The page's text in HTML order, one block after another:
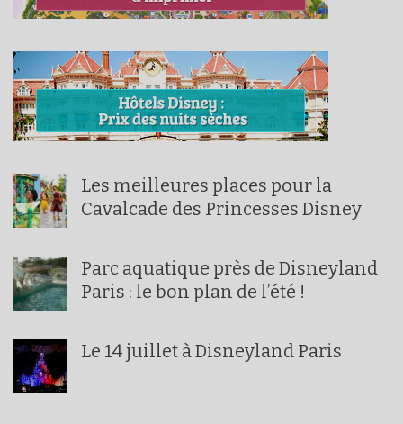
Les meilleures places pour la
Cavalcade des Princesses Disney
Parc aquatique près de Disneyland
Paris : le bon plan de l’été !
Le 14 juillet à Disneyland Paris